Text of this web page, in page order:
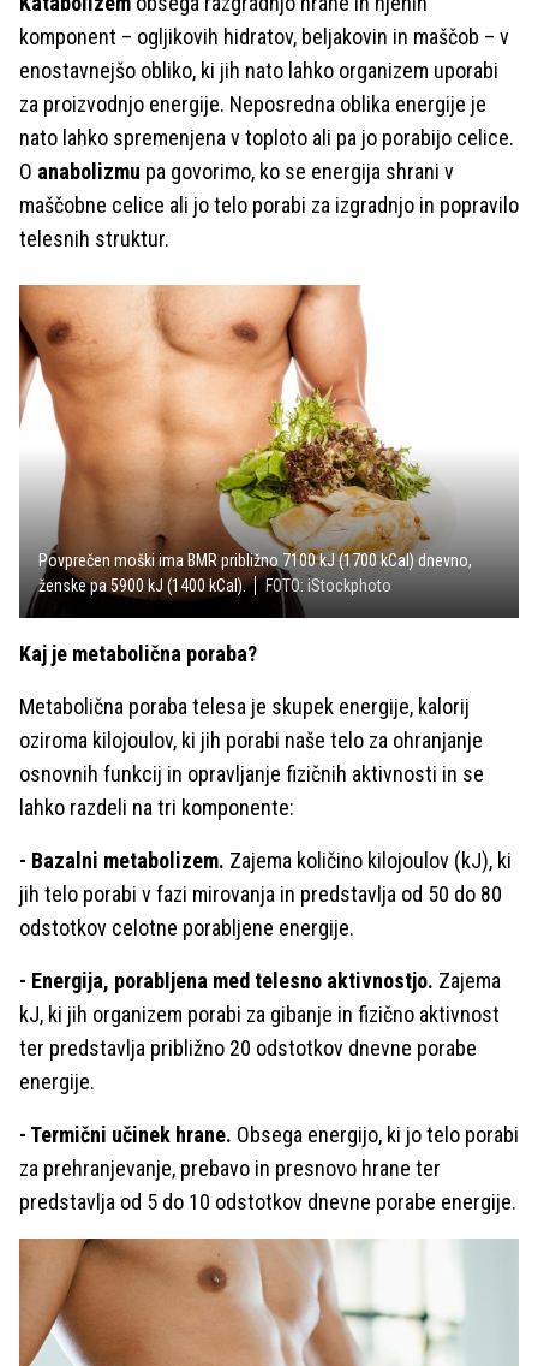
komponent – ogljikovih hidratov, beljakovin in maščob – v
enostavnejšo obliko, ki jih nato lahko organizem uporabi
za proizvodnjo energije. Neposredna oblika energije je
nato lahko spremenjena v toploto ali pa jo porabijo celice.
O anabolizmu pa govorimo, ko se energija shrani v
maščobne celice ali jo telo porabi za izgradnjo in popravilo
telesnih struktur.
Povprečen moški ima BMR približno 7100 kJ (1700 kCal) dnevno,
ženske pa 5900 kJ (1400 kCal).
FOTO: iStockphoto
Kaj je metabolična poraba?
Metabolična poraba telesa je skupek energije, kalorij
oziroma kilojoulov, ki jih porabi naše telo za ohranjanje
osnovnih funkcij in opravljanje fizičnih aktivnosti in se
lahko razdeli na tri komponente:
- Bazalni metabolizem. Zajema količino kilojoulov (kJ), ki
jih telo porabi v fazi mirovanja in predstavlja od 50 do 80
odstotkov celotne porabljene energije.
- Energija, porabljena med telesno aktivnostjo. Zajema
kJ, ki jih organizem porabi za gibanje in fizično aktivnost
ter predstavlja približno 20 odstotkov dnevne porabe
energije.
- Termični učinek hrane. Obsega energijo, ki jo telo porabi
za prehranjevanje, prebavo in presnovo hrane ter
predstavlja od 5 do 10 odstotkov dnevne porabe energije.